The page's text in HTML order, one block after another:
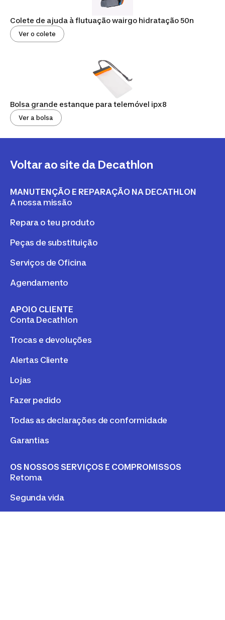
Colete de ajuda à flutuação wairgo hidratação 50n
Ver o colete
Bolsa grande estanque para telemóvel ipx8
Ver a bolsa
Voltar ao site da Decathlon
MANUTENÇÃO E REPARAÇÃO NA DECATHLON
A nossa missão
Repara o teu produto
Peças de substituição
Serviços de Oficina
Agendamento
APOIO CLIENTE
Conta Decathlon
Trocas e devoluções
Alertas Cliente
Lojas
Fazer pedido
Todas as declarações de conformidade
Garantias
OS NOSSOS SERVIÇOS E COMPROMISSOS
Retoma
Segunda vida